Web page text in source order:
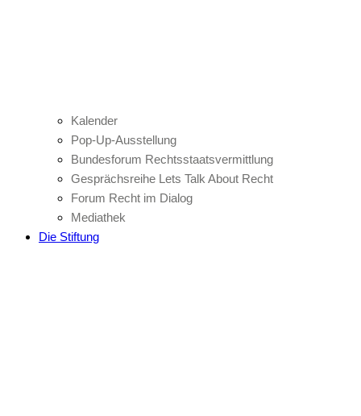
Kalender
Pop-Up-Ausstellung
Bundesforum Rechtsstaatsvermittlung
Gesprächsreihe Lets Talk About Recht
Forum Recht im Dialog
Mediathek
Die Stiftung